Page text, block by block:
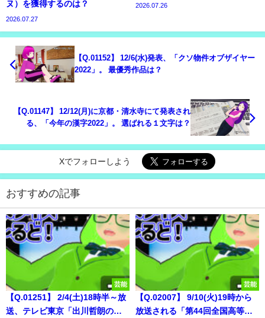
ヌ）を獲得するのは？
2026.07.27
2026.07.26
【Q.01152】 12/6(水)発表、「クソ物件オブザイヤー
2022」。 最優秀作品は？
【Q.01147】 12/12(月)に京都・清水寺にて発表され
る、「今年の漢字2022」。 選ばれる１文字は？
Xでフォローしよう
おすすめの記事
芸能
【Q.01251】 2/4(土)18時半～放
送、テレビ東京「出川哲朗の充
芸能
【Q.02007】 9/10(火)19時から
放送される「第44回全国高等学